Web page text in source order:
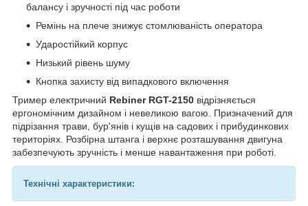
балансу і зручності під час роботи
Ремінь на плече знижує стомлюваність оператора
Ударостійкий корпус
Низький рівень шуму
Кнопка захисту від випадкового включення
Тример електричний Rebiner RGT-2150 відрізняється
ергономічним дизайном і невеликою вагою. Призначений для
підрізання трави, бур'янів і кущів на садових і прибудинкових
територіях. Розбірна штанга і верхнє розташування двигуна
забезпечують зручність і менше навантаження при роботі.
Технічні характеристики: